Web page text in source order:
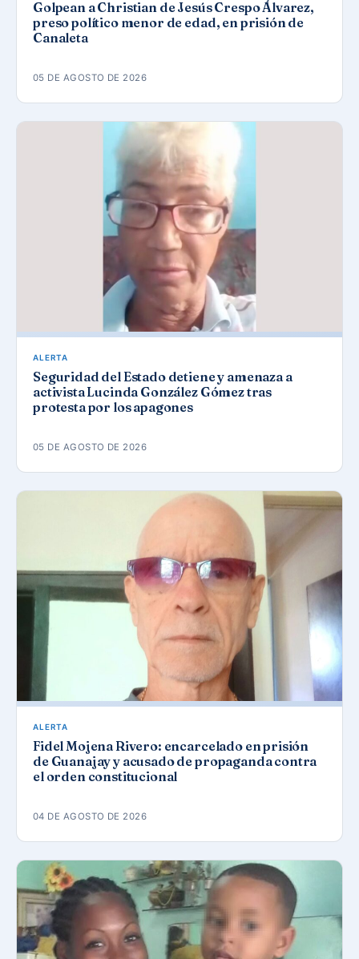
Golpean a Christian de Jesús Crespo Álvarez,
preso político menor de edad, en prisión de
Canaleta
05 DE AGOSTO DE 2026
ALERTA
Seguridad del Estado detiene y amenaza a
activista Lucinda González Gómez tras
protesta por los apagones
05 DE AGOSTO DE 2026
ALERTA
Fidel Mojena Rivero: encarcelado en prisión
de Guanajay y acusado de propaganda contra
el orden constitucional
04 DE AGOSTO DE 2026